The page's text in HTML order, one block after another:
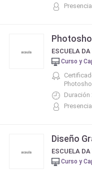
Presencial
ESCUELA
Curso y
Duración
Presencial
Diseño
ESCUELA
Curso y